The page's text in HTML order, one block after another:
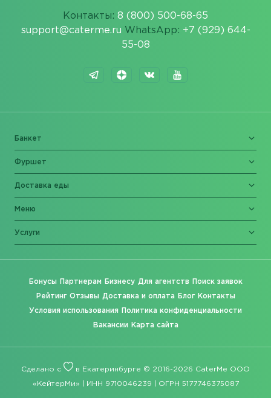
Контакты: 8 (800) 500-68-65
support@caterme.ru WhatsApp: +7 (929) 644-
55-08
Банкет
Фуршет
Доставка еды
Меню
Услуги
Бонусы Партнерам Бизнесу Для агентств Поиск заявок
Рейтинг Отзывы Доставка и оплата Блог Контакты
Условия использования Политика конфиденциальности
Вакансии Карта сайта
Сделано с в Екатеринбурге © 2016-2026 CaterMe ООО
«КейтерМи» | ИНН 9710046239 | ОГРН 5177746375087